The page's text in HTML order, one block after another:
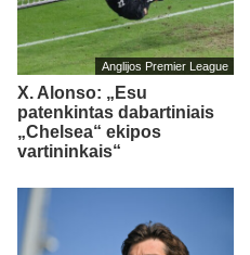
Anglijos Premier League
X. Alonso: „Esu
patenkintas dabartiniais
„Chelsea“ ekipos
vartininkais“